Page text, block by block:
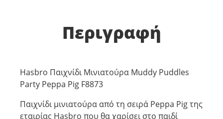
Περιγραφή
Hasbro Παιχνίδι Μινιατούρα Muddy Puddles
Party Peppa Pig F8873
Παιχνίδι μινιατούρα από τη σειρά Peppa Pig της
εταιρίας Hasbro που θα χαρίσει στο παιδί